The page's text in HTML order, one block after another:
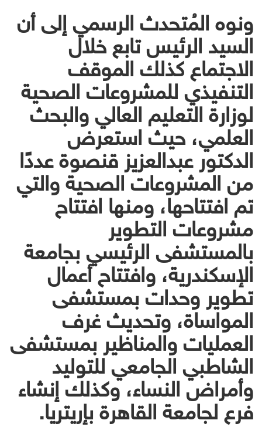
ونوه المُتحدث الرسمي إلى أن
السيد الرئيس تابع خلال
الاجتماع كذلك الموقف
التنفيذي للمشروعات الصحية
لوزارة التعليم العالي والبحث
العلمي، حيث استعرض
الدكتور عبدالعزيز قنصوة عددًا
من المشروعات الصحية والتي
تم افتتاحها، ومنها افتتاح
مشروعات التطوير
بالمستشفى الرئيسي بجامعة
الإسكندرية، وافتتاح أعمال
تطوير وحدات بمستشفى
المواساة، وتحديث غرف
العمليات والمناظير بمستشفى
الشاطبي الجامعي للتوليد
وأمراض النساء، وكذلك إنشاء
فرع لجامعة القاهرة بإريتريا.